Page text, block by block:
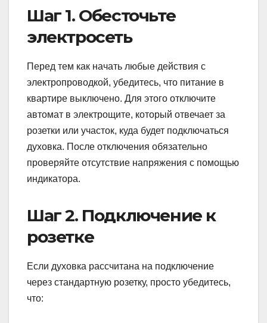
Шаг 1. Обесточьте
электросеть
Перед тем как начать любые действия с
электропроводкой, убедитесь, что питание в
квартире выключено. Для этого отключите
автомат в электрощите, который отвечает за
розетки или участок, куда будет подключаться
духовка. После отключения обязательно
проверяйте отсутствие напряжения с помощью
индикатора.
Шаг 2. Подключение к
розетке
Если духовка рассчитана на подключение
через стандартную розетку, просто убедитесь,
что: